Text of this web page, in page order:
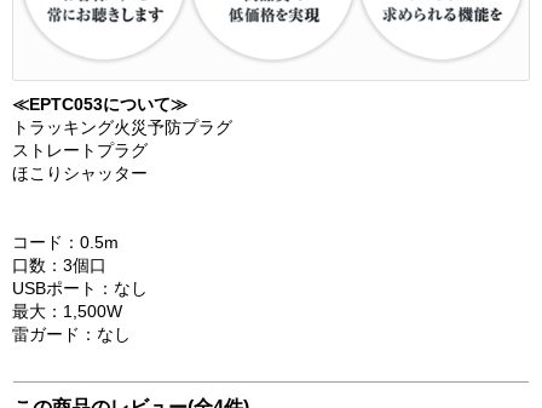
≪EPTC053について≫
トラッキング火災予防プラグ
ストレートプラグ
ほこりシャッター
コード：0.5m
口数：3個口
USBポート：なし
最大：1,500W
雷ガード：なし